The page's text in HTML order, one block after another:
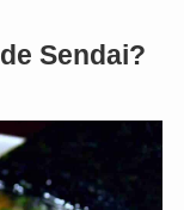
Sendai?